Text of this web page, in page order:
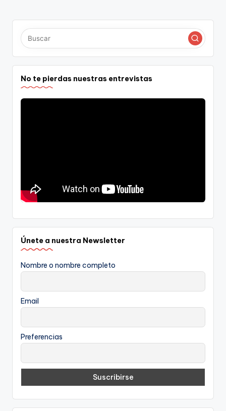
No te pierdas nuestras entrevistas
Únete a nuestra Newsletter
Nombre o nombre completo
Email
Preferencias